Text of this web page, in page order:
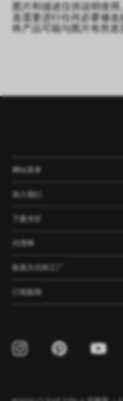
图片和描述仅供说明使
造需要进行任何必要修
终产品可能与图片有所差
网站菜单
产品
公司
资讯
案例
加入我们
代理商
联系方式和工厂
订阅新闻